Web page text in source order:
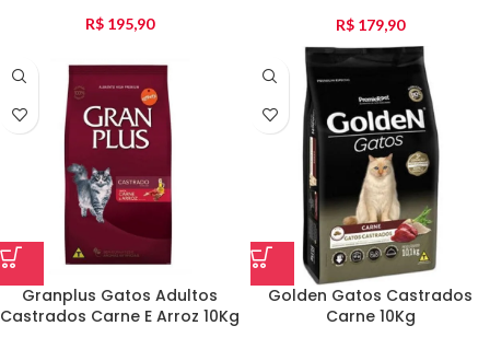
R$ 195,90 R$ 179,90
Granplus Gatos Adultos
Castrados Carne E Arroz 10Kg
Golden Gatos Castrados
Carne 10Kg